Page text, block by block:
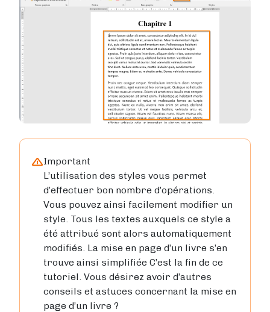
Important
L’utilisation des styles vous permet
d’effectuer bon nombre d’opérations.
Vous pouvez ainsi facilement modifier un
style. Tous les textes auxquels ce style a
été attribué sont alors automatiquement
modifiés. La mise en page d’un livre s’en
trouve ainsi simplifiée C’est la fin de ce
tutoriel. Vous désirez avoir d’autres
conseils et astuces concernant la mise en
page d’un livre ?